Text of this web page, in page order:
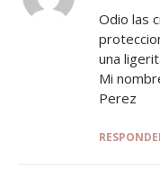
Odio las
una
Mi
Perez